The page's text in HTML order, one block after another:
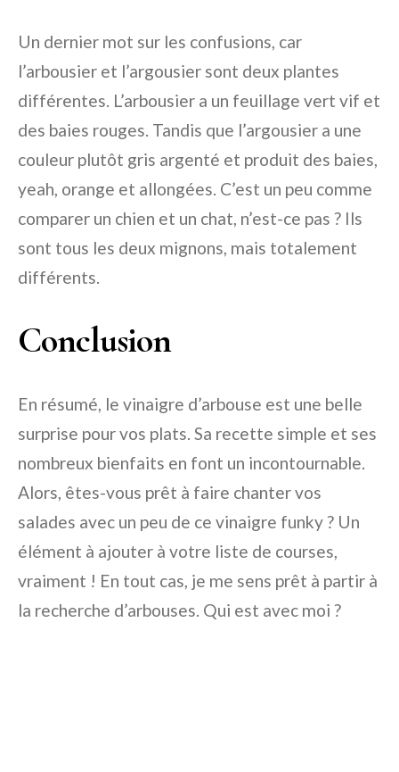
Un dernier mot sur les confusions, car
l’arbousier et l’argousier sont deux plantes
différentes. L’arbousier a un feuillage vert vif et
des baies rouges. Tandis que l’argousier a une
couleur plutôt gris argenté et produit des baies,
yeah, orange et allongées. C’est un peu comme
comparer un chien et un chat, n’est-ce pas ? Ils
sont tous les deux mignons, mais totalement
différents.
Conclusion
En résumé, le vinaigre d’arbouse est une belle
surprise pour vos plats. Sa recette simple et ses
nombreux bienfaits en font un incontournable.
Alors, êtes-vous prêt à faire chanter vos
salades avec un peu de ce vinaigre funky ? Un
élément à ajouter à votre liste de courses,
vraiment ! En tout cas, je me sens prêt à partir à
la recherche d’arbouses. Qui est avec moi ?